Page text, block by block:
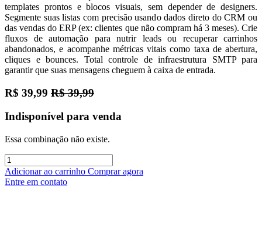
templates prontos e blocos visuais, sem depender de designers.
Segmente suas listas com precisão usando dados direto do CRM ou
das vendas do ERP (ex: clientes que não compram há 3 meses). Crie
fluxos de automação para nutrir leads ou recuperar carrinhos
abandonados, e acompanhe métricas vitais como taxa de abertura,
cliques e bounces. Total controle de infraestrutura SMTP para
garantir que suas mensagens cheguem à caixa de entrada.
R$ 39,99 R$39,99
Indisponível para venda
Essa combinação não existe.
Adicionar ao carrinho Comprar agora
Entre em contato